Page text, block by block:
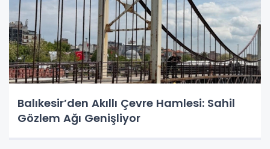
Balıkesir’den Akıllı Çevre Hamlesi: Sahil
Gözlem Ağı Genişliyor